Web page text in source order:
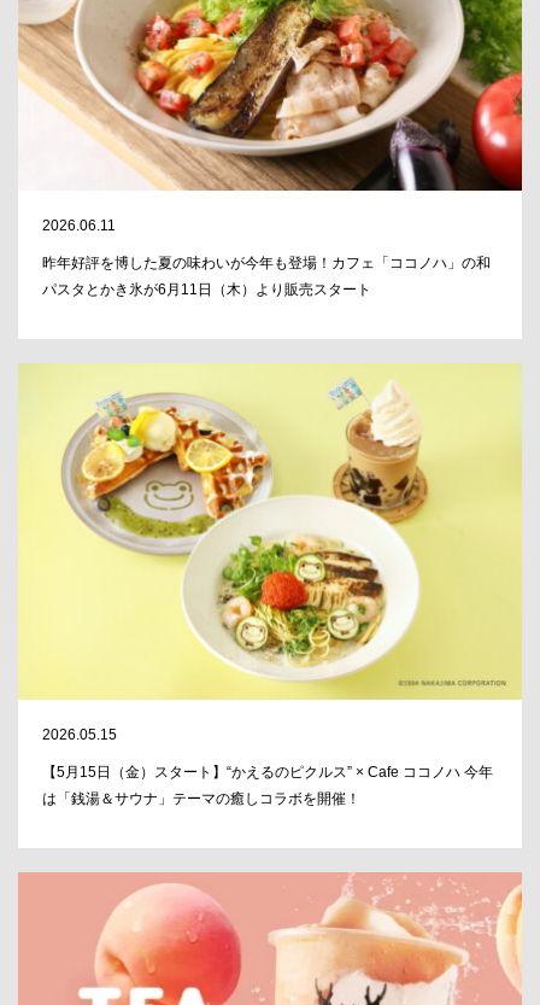
2026.06.11
昨年好評を博した夏の味わいが今年も登場！カフェ「ココノハ」の和
パスタとかき氷が6月11日（木）より販売スタート
2026.05.15
【5月15日（金）スタート】“かえるのピクルス” × Cafe ココノハ 今年
は「銭湯＆サウナ」テーマの癒しコラボを開催！